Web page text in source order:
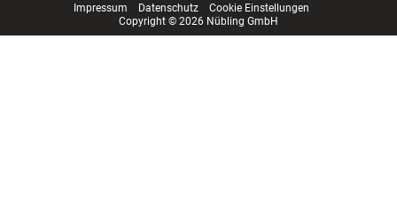
Impressum Datenschutz
Cookie Einstellungen
Copyright © 2026 Nübling GmbH